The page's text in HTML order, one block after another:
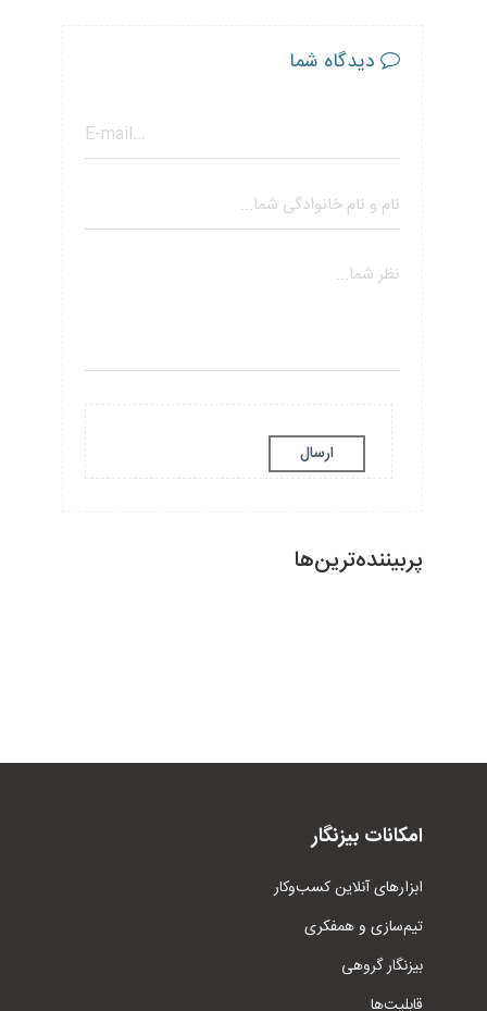
دیدگاه شما
ارسال
پربیننده‌ترین‌ها
امکانات بیزنگار
ابزار‌های آنلاین کسب‌وکار
تیم‌سازی و همفکری
بیزنگار گروهی